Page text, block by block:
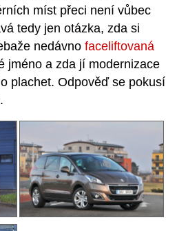
míst přeci není vůbec
tedy jen otázka, zda si
nedávno faceliftovaná
jméno a zda jí modernizace
plachet. Odpověď se pokusí